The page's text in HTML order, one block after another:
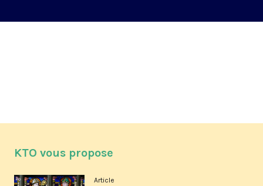
KTO vous propose
Article